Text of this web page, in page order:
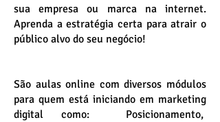
sua empresa ou marca na internet.
Aprenda a estratégia certa para atrair o
público alvo do seu negócio!
São aulas online com diversos módulos
para quem está iniciando em marketing
digital como: Posicionamento,